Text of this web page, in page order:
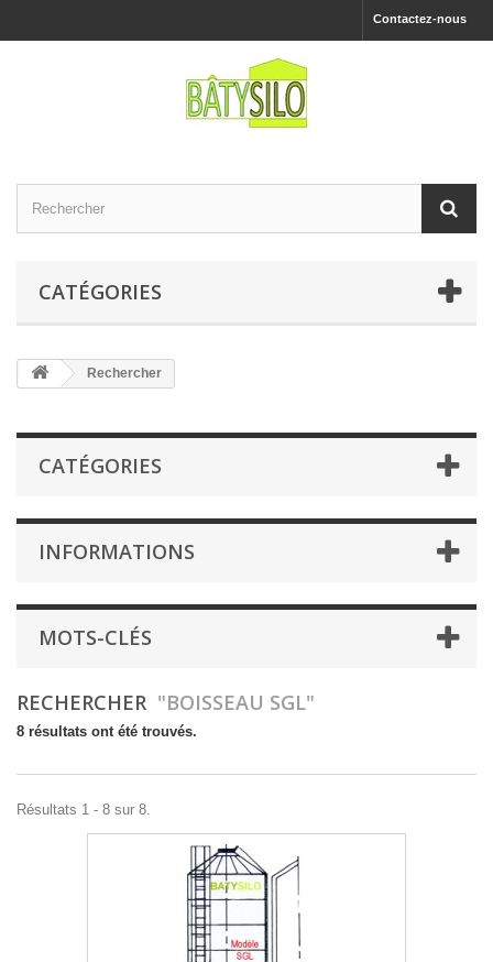
Contactez-nous
CATÉGORIES
Rechercher
CATÉGORIES
INFORMATIONS
MOTS-CLÉS
RECHERCHER "BOISSEAU SGL"
8 résultats ont été trouvés.
Résultats 1 - 8 sur 8.